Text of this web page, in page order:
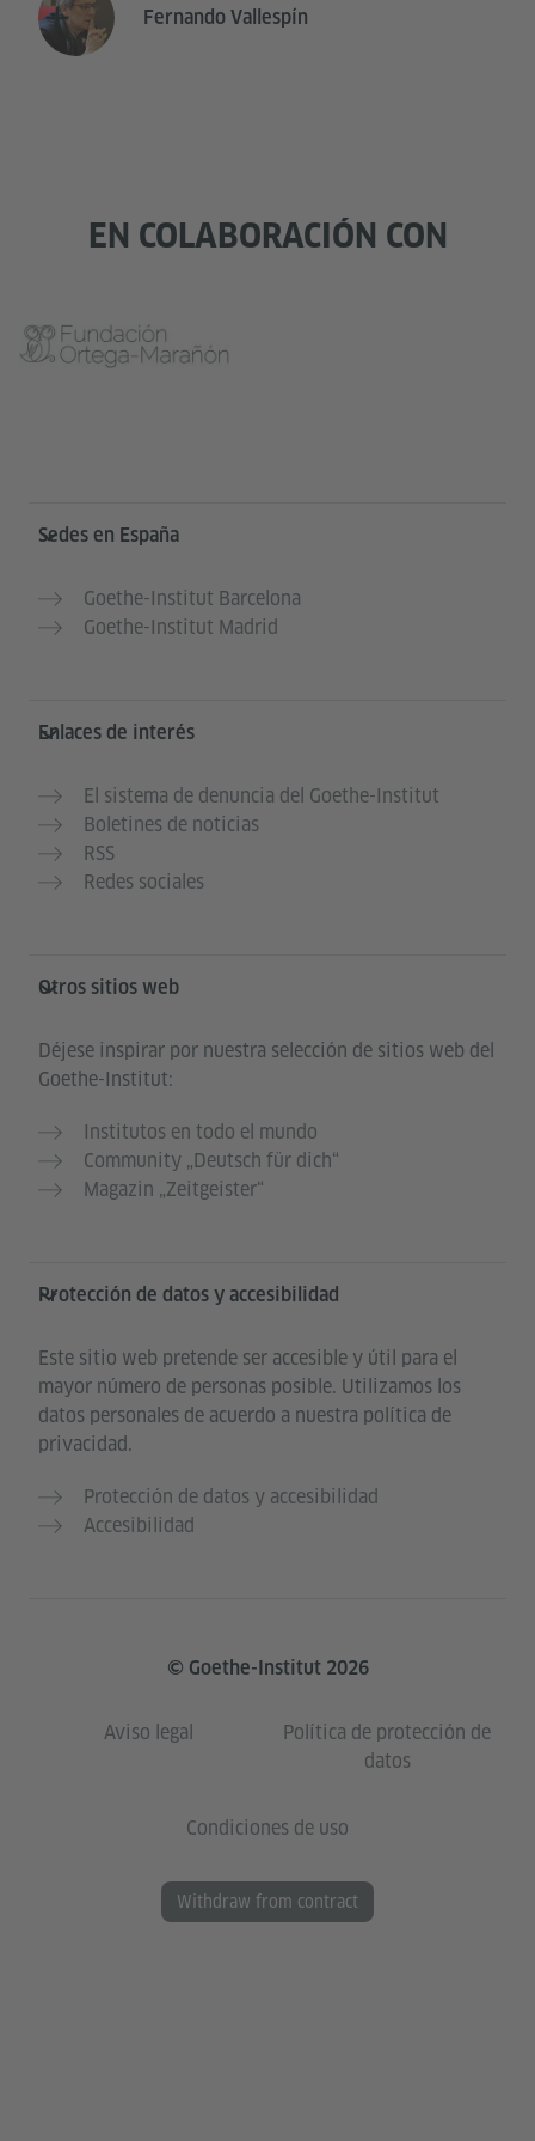
Fernando Vallespín
EN COLABORACIÓN CON
Service- und Informationsbereich
Sedes en España
Goethe-Institut Barcelona
Goethe-Institut Madrid
Enlaces de interés
El sistema de denuncia del Goethe-Institut
Boletines de noticias
RSS
Redes sociales
Otros sitios web
Déjese inspirar por nuestra selección de sitios web del
Goethe-Institut:
Institutos en todo el mundo
Community „Deutsch für dich“
Magazin „Zeitgeister“
Protección de datos y accesibilidad
Este sitio web pretende ser accesible y útil para el
mayor número de personas posible. Utilizamos los
datos personales de acuerdo a nuestra política de
privacidad.
Protección de datos y accesibilidad
Accesibilidad
© Goethe-Institut 2026
Aviso legal
Política de protección de
datos
Condiciones de uso
Withdraw from contract